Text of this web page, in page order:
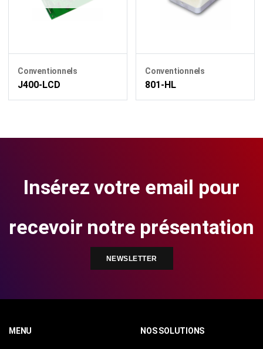
Conventionnels
J400-LCD
Conventionnels
801-HL
Insérez votre email pour
recevoir notre présentation
NEWSLETTER
MENU NOS SOLUTIONS